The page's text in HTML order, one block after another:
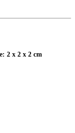
2 x 2 x 2 cm